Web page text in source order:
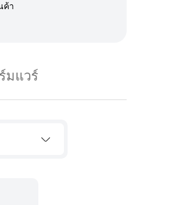
ค้า
มแวร์